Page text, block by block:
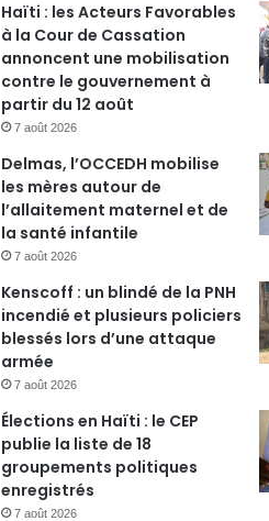
Haïti : les Acteurs Favorables
à la Cour de Cassation
annoncent une mobilisation
contre le gouvernement à
partir du 12 août
7 août 2026
Delmas, l’OCCEDH mobilise
les mères autour de
l’allaitement maternel et de
la santé infantile
7 août 2026
Kenscoff : un blindé de la PNH
incendié et plusieurs policiers
blessés lors d’une attaque
armée
7 août 2026
Élections en Haïti : le CEP
publie la liste de 18
groupements politiques
enregistrés
7 août 2026